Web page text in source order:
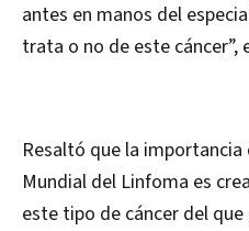
antes en manos del
trata o no de este cáncer”,
Resaltó que la
Mundial del Linfoma es
este tipo de cáncer del